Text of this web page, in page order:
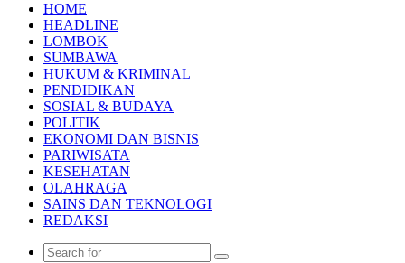
HOME
HEADLINE
LOMBOK
SUMBAWA
HUKUM & KRIMINAL
PENDIDIKAN
SOSIAL & BUDAYA
POLITIK
EKONOMI DAN BISNIS
PARIWISATA
KESEHATAN
OLAHRAGA
SAINS DAN TEKNOLOGI
REDAKSI